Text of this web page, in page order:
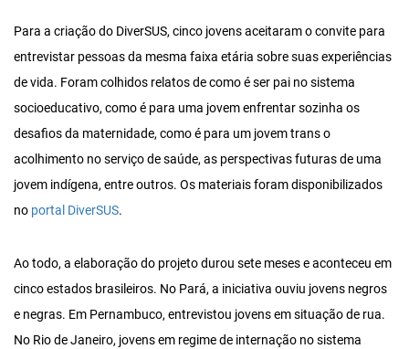
Para a criação do DiverSUS, cinco jovens aceitaram o convite para
entrevistar pessoas da mesma faixa etária sobre suas experiências
de vida. Foram colhidos relatos de como é ser pai no sistema
socioeducativo, como é para uma jovem enfrentar sozinha os
desafios da maternidade, como é para um jovem trans o
acolhimento no serviço de saúde, as perspectivas futuras de uma
jovem indígena, entre outros. Os materiais foram disponibilizados
no portal DiverSUS.
Ao todo, a elaboração do projeto durou sete meses e aconteceu em
cinco estados brasileiros. No Pará, a iniciativa ouviu jovens negros
e negras. Em Pernambuco, entrevistou jovens em situação de rua.
No Rio de Janeiro, jovens em regime de internação no sistema